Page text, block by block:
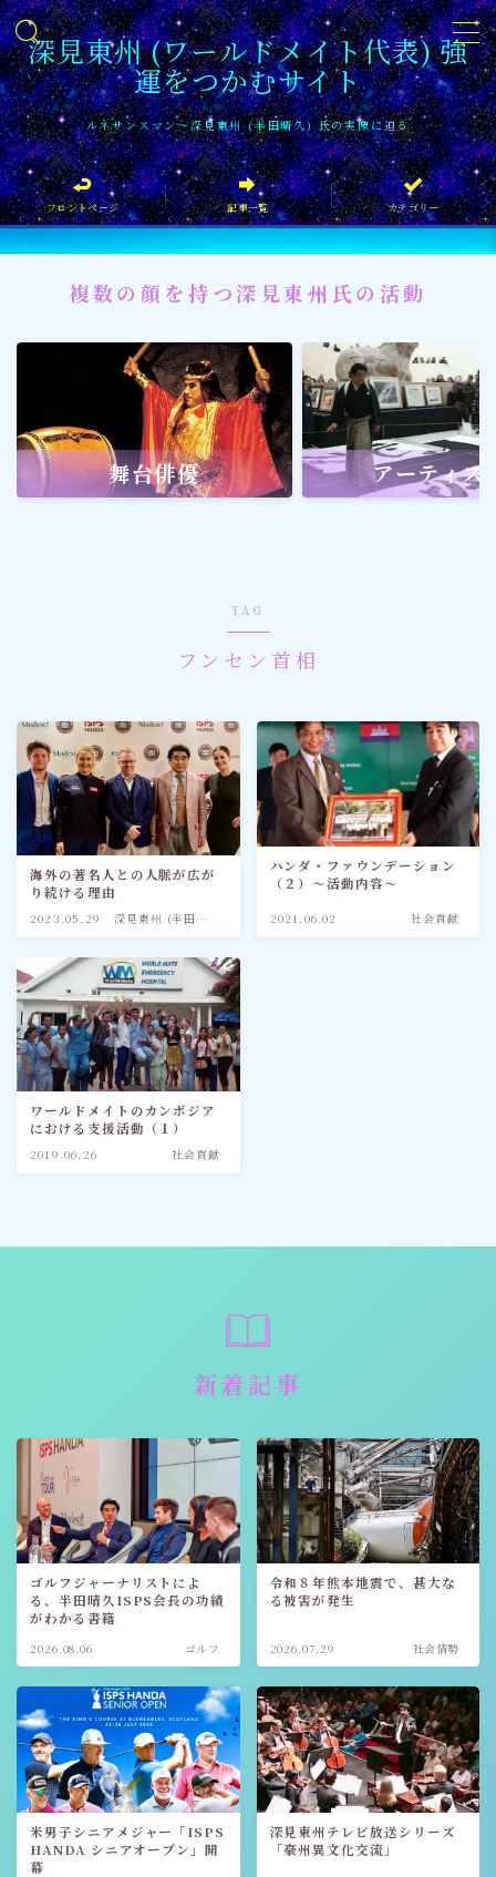
深見東州 (ワールドメイト代表) 強
運をつかむサイト
ルネサンスマン〜深見東州 (半田晴久) 氏の実像に迫る
MENU
フロントページ
記事一覧
イベント情報
企業家
文化・芸術活動
社会貢献 社会貢献
ワールドメイト
神道・宗教
社会情勢
おすすめ記事
フロントページ 記事一覧 カテゴリー
複数の顔を持つ深見東州氏の活動
舞台俳優 アーティス
TAG
フンセン首相
海外の著名人との人脈が広が
り続ける理由
2023.05.29
深見東州 (半田晴
久)
ハンダ・ファウンデーション
（２）〜活動内容〜
2021.06.02 社会貢献
ワールドメイトのカンボジア
における支援活動（１）
2019.06.26 社会貢献
新着記事
ゴルフジャーナリストによ
る、半田晴久ISPS会長の功績
がわかる書籍
2026.08.06 ゴルフ
令和８年熊本地震で、甚大な
る被害が発生
2026.07.29 社会情勢
米男子シニアメジャー「ISPS
HANDA シニアオープン」開
幕
深見東州テレビ放送シリーズ
「豪州異文化交流」